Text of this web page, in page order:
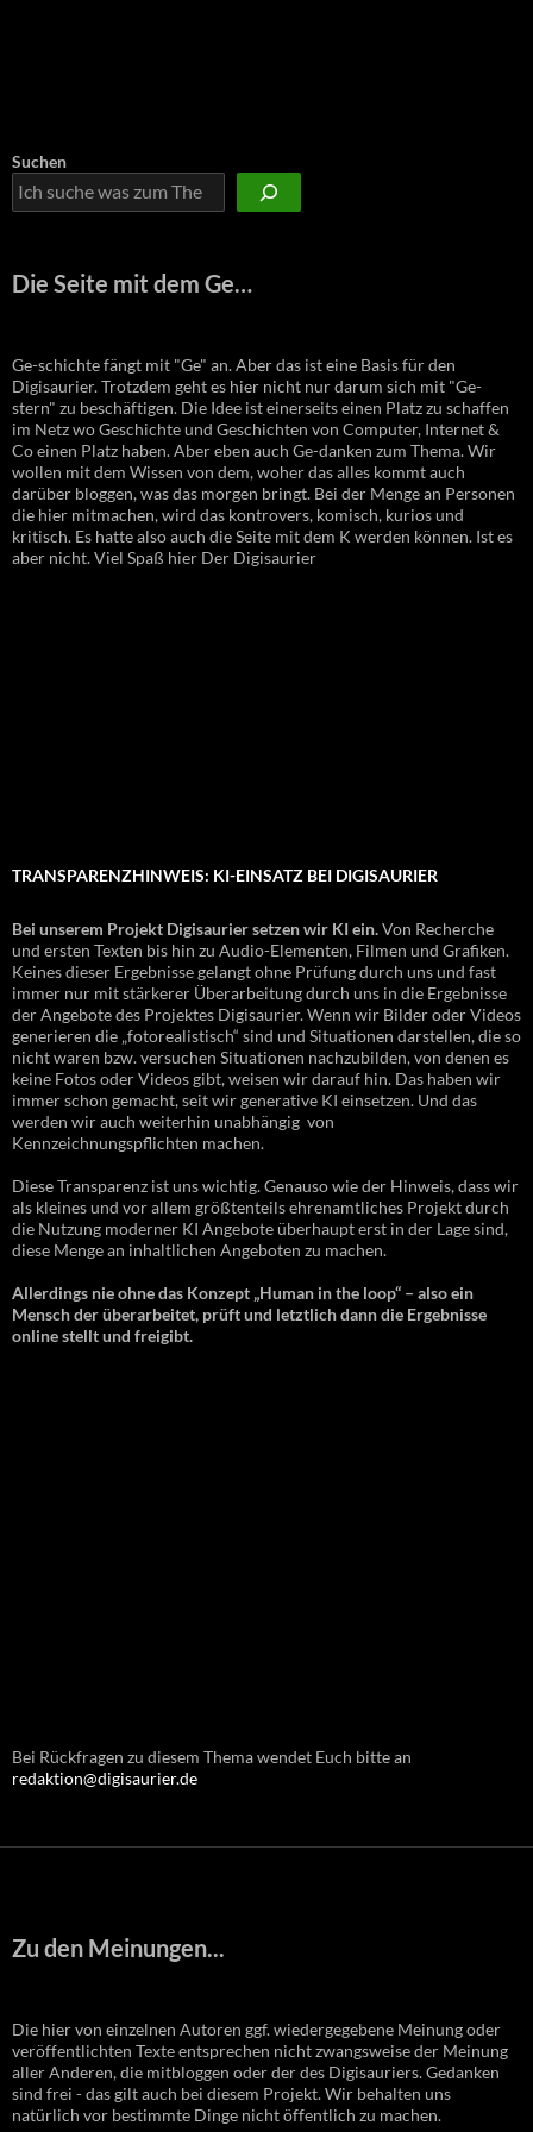
Suchen
Die Seite mit dem Ge…
Ge-schichte fängt mit "Ge" an. Aber das ist eine Basis für den
Digisaurier. Trotzdem geht es hier nicht nur darum sich mit "Ge-
stern" zu beschäftigen. Die Idee ist einerseits einen Platz zu schaffen
im Netz wo Geschichte und Geschichten von Computer, Internet &
Co einen Platz haben. Aber eben auch Ge-danken zum Thema. Wir
wollen mit dem Wissen von dem, woher das alles kommt auch
darüber bloggen, was das morgen bringt. Bei der Menge an Personen
die hier mitmachen, wird das kontrovers, komisch, kurios und
kritisch. Es hatte also auch die Seite mit dem K werden können. Ist es
aber nicht. Viel Spaß hier Der Digisaurier
TRANSPARENZHINWEIS: KI-EINSATZ BEI DIGISAURIER
Bei unserem Projekt Digisaurier setzen wir KI ein.Von Recherche
und ersten Texten bis hin zu Audio-Elementen, Filmen und Grafiken.
Keines dieser Ergebnisse gelangt ohne Prüfung durch uns und fast
immer nur mit stärkerer Überarbeitung durch uns in die Ergebnisse
der Angebote des Projektes Digisaurier. Wenn wir Bilder oder Videos
generieren die „fotorealistisch“ sind und Situationen darstellen, die so
nicht waren bzw. versuchen Situationen nachzubilden, von denen es
keine Fotos oder Videos gibt, weisen wir darauf hin. Das haben wir
immer schon gemacht, seit wir generative KI einsetzen. Und das
werden wir auch weiterhin unabhängig von
Kennzeichnungspflichten machen.
Diese Transparenz ist uns wichtig. Genauso wie der Hinweis, dass wir
als kleines und vor allem größtenteils ehrenamtliches Projekt durch
die Nutzung moderner KI Angebote überhaupt erst in der Lage sind,
diese Menge an inhaltlichen Angeboten zu machen.
Allerdings nie ohne das Konzept „Human in the loop“ – also ein
Mensch der überarbeitet, prüft und letztlich dann die Ergebnisse
online stellt und freigibt.
Bei Rückfragen zu diesem Thema wendet Euch bitte an
redaktion@digisaurier.de
Zu den Meinungen...
Die hier von einzelnen Autoren ggf. wiedergegebene Meinung oder
veröffentlichten Texte entsprechen nicht zwangsweise der Meinung
aller Anderen, die mitbloggen oder der des Digisauriers. Gedanken
sind frei - das gilt auch bei diesem Projekt. Wir behalten uns
natürlich vor bestimmte Dinge nicht öffentlich zu machen.